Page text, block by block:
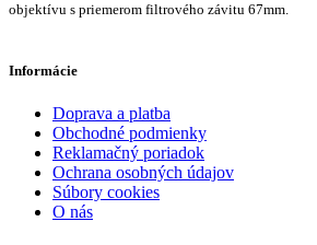
objektívu s priemerom filtrového závitu 67mm.
Informácie
Doprava a platba
Obchodné podmienky
Reklamačný poriadok
Ochrana osobných údajov
Súbory cookies
O nás